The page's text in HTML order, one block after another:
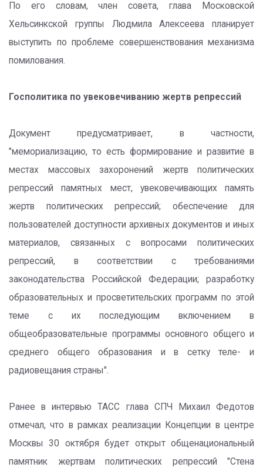
По его словам, член совета, глава Московской
Хельсинкской группы Людмила Алексеева планирует
выступить по проблеме совершенствования механизма
помилования.
Госполитика по увековечиванию жертв репрессий
Документ предусматривает, в частности,
"мемориализацию, то есть формирование и развитие в
местах массовых захоронений жертв политических
репрессий памятных мест, увековечивающих память
жертв политических репрессий; обеспечение для
пользователей доступности архивных документов и иных
материалов, связанных с вопросами политических
репрессий, в соответствии с требованиями
законодательства Российской Федерации; разработку
образовательных и просветительских программ по этой
теме с их последующим включением в
общеобразовательные программы основного общего и
среднего общего образования и в сетку теле- и
радиовещания страны".
Ранее в интервью ТАСС глава СПЧ Михаил Федотов
отмечал, что в рамках реализации Концепции в центре
Москвы 30 октября будет открыт общенациональный
памятник жертвам политических репрессий "Стена